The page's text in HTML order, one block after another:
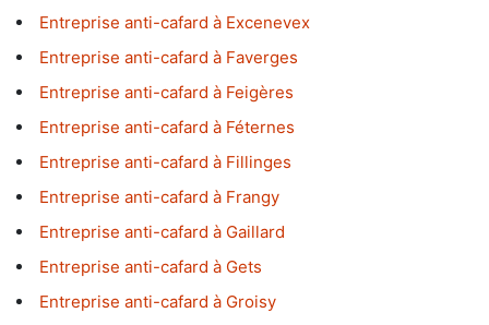
Entreprise anti-cafard à Excenevex
Entreprise anti-cafard à Faverges
Entreprise anti-cafard à Feigères
Entreprise anti-cafard à Féternes
Entreprise anti-cafard à Fillinges
Entreprise anti-cafard à Frangy
Entreprise anti-cafard à Gaillard
Entreprise anti-cafard à Gets
Entreprise anti-cafard à Groisy